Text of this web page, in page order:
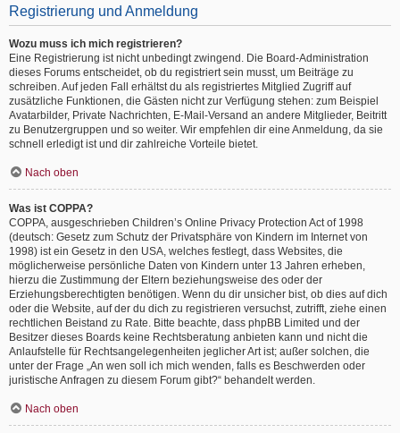
Registrierung und Anmeldung
Wozu muss ich mich registrieren?
Eine Registrierung ist nicht unbedingt zwingend. Die Board-Administration
dieses Forums entscheidet, ob du registriert sein musst, um Beiträge zu
schreiben. Auf jeden Fall erhältst du als registriertes Mitglied Zugriff auf
zusätzliche Funktionen, die Gästen nicht zur Verfügung stehen: zum Beispiel
Avatarbilder, Private Nachrichten, E-Mail-Versand an andere Mitglieder, Beitritt
zu Benutzergruppen und so weiter. Wir empfehlen dir eine Anmeldung, da sie
schnell erledigt ist und dir zahlreiche Vorteile bietet.
Nach oben
Was ist COPPA?
COPPA, ausgeschrieben Children’s Online Privacy Protection Act of 1998
(deutsch: Gesetz zum Schutz der Privatsphäre von Kindern im Internet von
1998) ist ein Gesetz in den USA, welches festlegt, dass Websites, die
möglicherweise persönliche Daten von Kindern unter 13 Jahren erheben,
hierzu die Zustimmung der Eltern beziehungsweise des oder der
Erziehungsberechtigten benötigen. Wenn du dir unsicher bist, ob dies auf dich
oder die Website, auf der du dich zu registrieren versuchst, zutrifft, ziehe einen
rechtlichen Beistand zu Rate. Bitte beachte, dass phpBB Limited und der
Besitzer dieses Boards keine Rechtsberatung anbieten kann und nicht die
Anlaufstelle für Rechtsangelegenheiten jeglicher Art ist; außer solchen, die
unter der Frage „An wen soll ich mich wenden, falls es Beschwerden oder
juristische Anfragen zu diesem Forum gibt?“ behandelt werden.
Nach oben